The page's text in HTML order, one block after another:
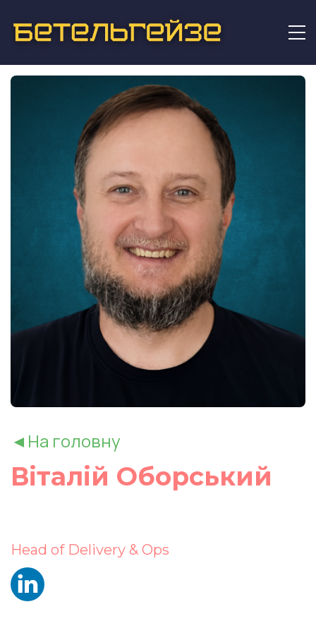
◄На головну
Віталій Оборський
Head of Delivery & Ops